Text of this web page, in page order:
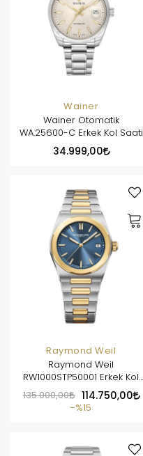
Wainer
Wainer Otomatik
WA.25600-C Erkek Kol Saati
34.999,00
Raymond Weil
Raymond Weil
RW1000STP50001 Erkek Kol
Saati
135.000,00 114.750,00
%15